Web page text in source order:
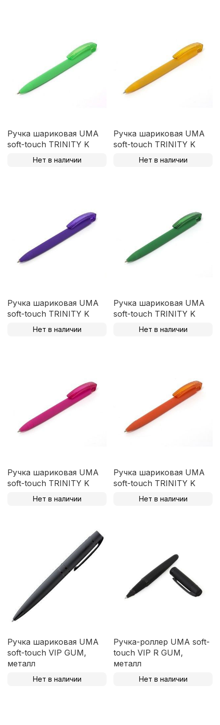
Ручка шариковая UMA
soft-touch TRINITY K
Нет в наличии
Ручка шариковая UMA
soft-touch TRINITY K
Нет в наличии
Ручка шариковая UMA
soft-touch TRINITY K
Нет в наличии
Ручка шариковая UMA
soft-touch TRINITY K
Нет в наличии
Ручка шариковая UMA
soft-touch TRINITY K
Нет в наличии
Ручка шариковая UMA
soft-touch TRINITY K
Нет в наличии
Ручка шариковая UMA
soft-touch VIP GUM,
металл
Нет в наличии
Ручка-роллер UMA soft-
touch VIP R GUM,
металл
Нет в наличии